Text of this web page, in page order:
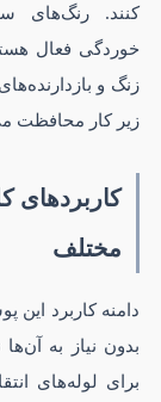
کنند. رنگ‌های
خوردگی فعال
زنگ و
زیر کار محافظت
کاربردهای
مختلف
دامنه کاربرد
بدون نیاز به
برای لوله‌های